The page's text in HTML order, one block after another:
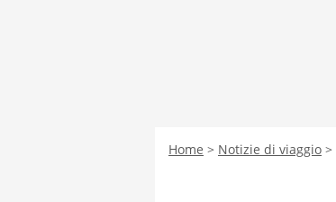
Home Notizie di viaggio